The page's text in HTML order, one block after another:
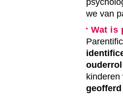
we van
Wat is
ouderrol
kinderen
geofferd